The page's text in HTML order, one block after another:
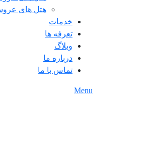
هتل های
خدمات
تعرفه ها
وبلاگ
درباره ما
تماس با ما
Menu